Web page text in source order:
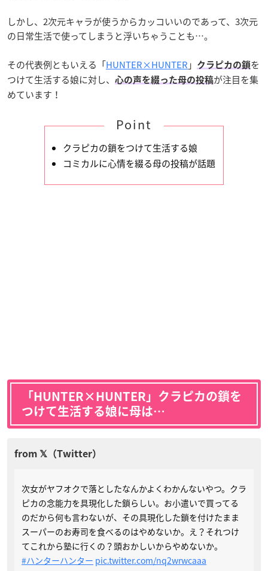
しかし、2次元キャラが使うからカッコいいのであって、3次元
の日常生活で使ってしまうと浮いちゃうことも…。
その代表例ともいえる「HUNTER×HUNTER 」 クラピカの鎖を
つけて生活する娘に対し、
心の声を綴った母の投稿が注目を集
めています！
Point
クラピカの鎖をつけて生活する娘
コミカルに心情を綴る母の投稿が話題
「HUNTER×HUNTER」クラピカの鎖を
つけて生活する娘に母は…
次女がヤフオクで落としたなんかよくわかんないやつ。クラ
ピカの念能力を具現化した鎖らしい。お小遣いで買ってる
のだから何も言わないが、その具現化した鎖を付けたまま
スーパーのお寿司を食べるのはやめないか。え？それつけ
てこれから塾に行くの？頭おかしいからやめないか。
#ハンターハンター pic.twitter.com/nq2wrwcaaa